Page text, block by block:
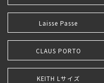
Laisse Passe
CLAUS PORTO
KEITH Lサイズ